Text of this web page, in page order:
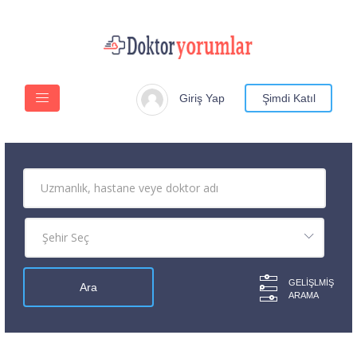
Giriş Yap Şimdi Katıl
GELIŞLMIŞ
ARAMA